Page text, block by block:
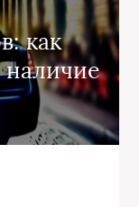
как
наличие